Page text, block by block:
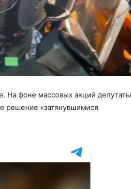
На фоне массовых акций депутаты
решение «затянувшимися